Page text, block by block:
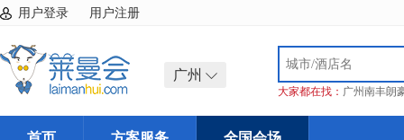
用户登录 用户注册
广州
大家都在找： 广州南丰朗